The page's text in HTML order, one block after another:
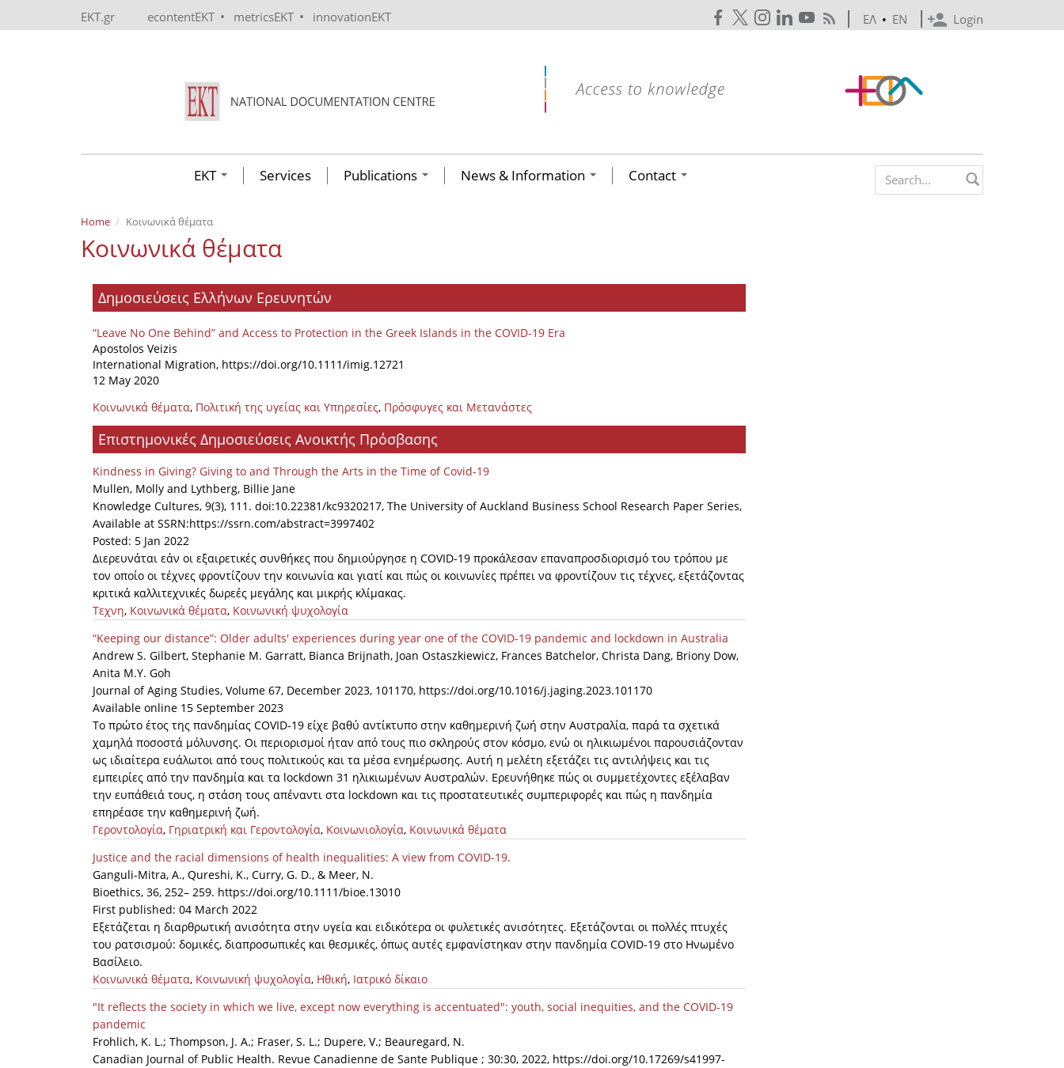
EKT.gr econtentEKT • metricsEKT • innovationEKT Login
ΕΛ • EN
EKT Services Publications News & Information Contact Search form
Home Κοινωνικά θέματα
Κοινωνικά θέματα
Δημοσιεύσεις Ελλήνων Ερευνητών
“Leave No One Behind” and Access to Protection in the Greek Islands in the COVID‐19 Era
Apostolos Veizis
International Migration, https://doi.org/10.1111/imig.12721
12 May 2020
Κοινωνικά θέματα, Πολιτική της υγείας και Υπηρεσίες, Πρόσφυγες και Μετανάστες
Επιστημονικές Δημοσιεύσεις Ανοικτής Πρόσβασης
Kindness in Giving? Giving to and Through the Arts in the Time of Covid-19
Mullen, Molly and Lythberg, Billie Jane
Knowledge Cultures, 9(3), 111. doi:10.22381/kc9320217, The University of Auckland Business School Research Paper Series,
Available at SSRN:https://ssrn.com/abstract=3997402
Posted: 5 Jan 2022
Διερευνάται εάν οι εξαιρετικές συνθήκες που δημιούργησε η COVID-19 προκάλεσαν επαναπροσδιορισμό του τρόπου με
τον οποίο οι τέχνες φροντίζουν την κοινωνία και γιατί και πώς οι κοινωνίες πρέπει να φροντίζουν τις τέχνες, εξετάζοντας
κριτικά καλλιτεχνικές δωρεές μεγάλης και μικρής κλίμακας.
Τεχνη, Κοινωνικά θέματα, Κοινωνική ψυχολογία
“Keeping our distance”: Older adults' experiences during year one of the COVID-19 pandemic and lockdown in Australia
Andrew S. Gilbert, Stephanie M. Garratt, Bianca Brijnath, Joan Ostaszkiewicz, Frances Batchelor, Christa Dang, Briony Dow,
Anita M.Y. Goh
Journal of Aging Studies, Volume 67, December 2023, 101170, https://doi.org/10.1016/j.jaging.2023.101170
Available online 15 September 2023
Το πρώτο έτος της πανδημίας COVID-19 είχε βαθύ αντίκτυπο στην καθημερινή ζωή στην Αυστραλία, παρά τα σχετικά
χαμηλά ποσοστά μόλυνσης. Οι περιορισμοί ήταν από τους πιο σκληρούς στον κόσμο, ενώ οι ηλικιωμένοι παρουσιάζονταν
ως ιδιαίτερα ευάλωτοι από τους πολιτικούς και τα μέσα ενημέρωσης. Αυτή η μελέτη εξετάζει τις αντιλήψεις και τις
εμπειρίες από την πανδημία και τα lockdown 31 ηλικιωμένων Αυστραλών. Ερευνήθηκε πώς οι συμμετέχοντες εξέλαβαν
την ευπάθειά τους, η στάση τους απέναντι στα lockdown και τις προστατευτικές συμπεριφορές και πώς η πανδημία
επηρέασε την καθημερινή ζωή.
Γεροντολογία, Γηριατρική και Γεροντολογία, Κοινωνιολογία, Κοινωνικά θέματα
Justice and the racial dimensions of health inequalities: A view from COVID-19.
Ganguli-Mitra, A., Qureshi, K., Curry, G. D., & Meer, N.
Bioethics, 36, 252– 259. https://doi.org/10.1111/bioe.13010
First published: 04 March 2022
Εξετάζεται η διαρθρωτική ανισότητα στην υγεία και ειδικότερα οι φυλετικές ανισότητες. Εξετάζονται οι πολλές πτυχές
του ρατσισμού: δομικές, διαπροσωπικές και θεσμικές, όπως αυτές εμφανίστηκαν στην πανδημία COVID-19 στο Ηνωμένο
Βασίλειο.
Κοινωνικά θέματα, Κοινωνική ψυχολογία, Ηθική, Ιατρικό δίκαιο
"It reflects the society in which we live, except now everything is accentuated": youth, social inequities, and the COVID-19
pandemic
Frohlich, K. L.; Thompson, J. A.; Fraser, S. L.; Dupere, V.; Beauregard, N.
Canadian Journal of Public Health. Revue Canadienne de Sante Publique ; 30:30, 2022, https://doi.org/10.17269/s41997-